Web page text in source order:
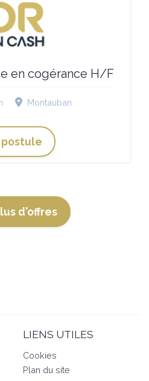
en cogérance H/F
Montauban
postule
d'offres
LIENS UTILES
Cookies
Plan du site